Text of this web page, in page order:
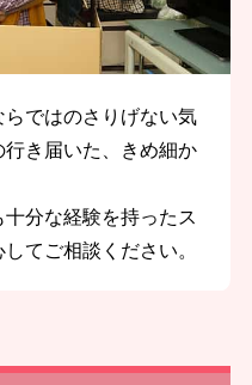
ではのさりげない気
き届いた、きめ細か
分な経験を持ったス
てご相談ください。